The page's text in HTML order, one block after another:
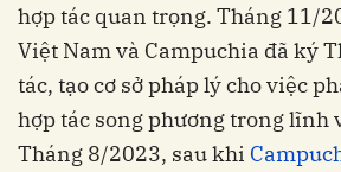
hợp tác quan trọng. Tháng 11/
Việt Nam và Campuchia đã ký
tác, tạo cơ sở pháp lý cho việc
hợp tác song phương trong lĩnh
Tháng 8/2023, sau khi